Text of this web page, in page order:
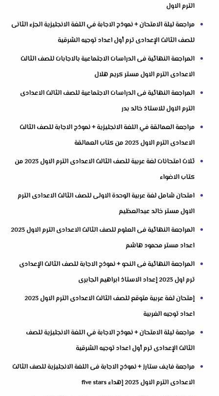
الترم الاول
مراجعة ليلة الامتحان + نموذج الاجابة في اللغة الانجليزية الجزء الثانى
للصف الثالث الإعدادى ترم أول اعداد توجيه الشرقية
المراجعة النهائية فى الدراسات الاجتماعية بالاجابات للصف الثالث
الاعدادى الترم الاول مستر كريم هلال
المراجعة النهائية فى الدراسات الاجتماعية للصف الثالث الاعدادى
الترم الاول للاستاذ خالد بدر
مراجعة العمالقة في اللغة الانجليزية + نموذج الاجابة للصف الثالث
الاعدادى الترم الاول 2023 من كتاب العمالقة
ثلاث امتحانات لغة عربية للصف الثالث الاعدادى الترم الاول 2023 من
كتاب الاضواء
امتحان شامل لغة عربية الوحدة الاولى للصف الثالث الاعدادى الترم
الاول مستر خالد عبدالعظيم
المراجعة النهائية فى العلوم للصف الثالث الاعدادى الترم الاول 2023
اعداد مستر محمود هاشم
المراجعة النهائية فى النحو + نموذج الاجابة للصف الثالث الإعدادى
ترم اول 2023 إعداد الاستاذ ابراهيم الجابرى
إمتحان لغة عربية متوقع للصف الثالث الاعدادى الترم الاول 2023
اعداد توجيه الغربية
مراجعة ليلة الامتحان + نموذج الاجابة في اللغة الانجليزية للصف
الثالث الإعدادى ترم أول اعداد توجيه الشرقية
مراجعة فايف ستارز + نموذج الاجابة فى اللغة الانجليزية للصف الثالث
الاعدادى الترم الاول 2023 إهداء five stars